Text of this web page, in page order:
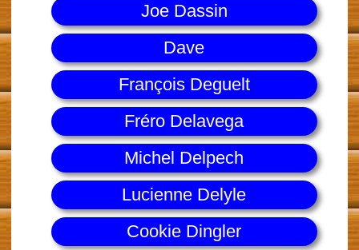
Joe Dassin
Dave
François Deguelt
Fréro Delavega
Michel Delpech
Lucienne Delyle
Cookie Dingler